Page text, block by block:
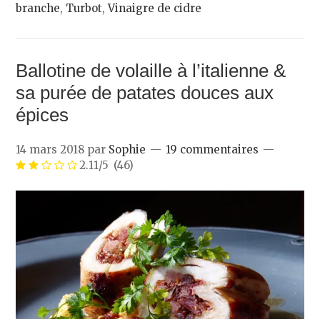
branche, Turbot,Vinaigre de cidre
Ballotine de volaille à l’italienne &
sa purée de patates douces aux
épices
14 mars 2018 par Sophie
19 commentaires
2.11/5 (46)